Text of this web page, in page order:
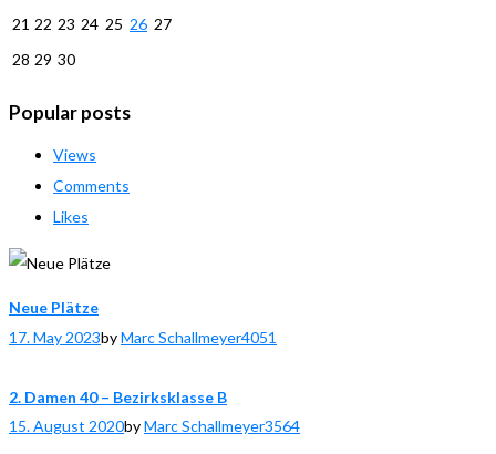
21 22 23 24 25 26 27
28 29 30
Popular posts
Views
Comments
Likes
Neue Plätze
17. May 2023byMarc Schallmeyer4051
2. Damen 40 – Bezirksklasse B
15. August 2020byMarc Schallmeyer3564